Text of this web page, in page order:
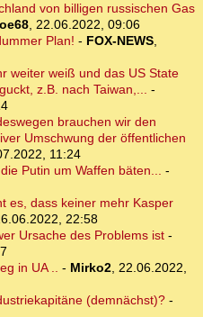
von billigen russischen Gas
, 22.06.2022, 09:06
Plan! - FOX-NEWS,
weiter weiß und das US State
z.B. nach Taiwan,... -
brauchen wir den
Umschwung der öffentlichen
11:24
Putin um Waffen bäten... -
es, dass keiner mehr Kasper
22:58
Ursache des Problems ist-
in UA .. - Mirko2, 22.06.2022,
(demnächst)?-